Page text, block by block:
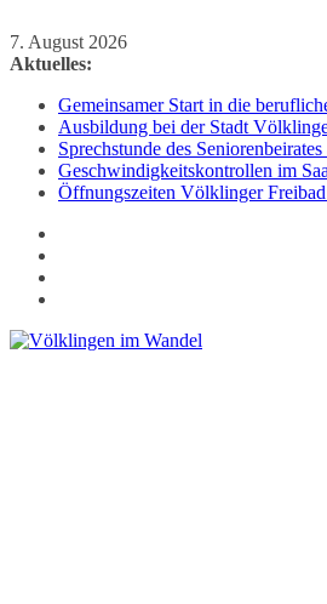
Zum
Inhalt
7. August 2026
Aktuelles:
Gemeinsamer Start in die
Ausbildung bei der Stadt
Sprechstunde des
Geschwindigkeitskontrollen im
Öffnungszeiten Völklinger